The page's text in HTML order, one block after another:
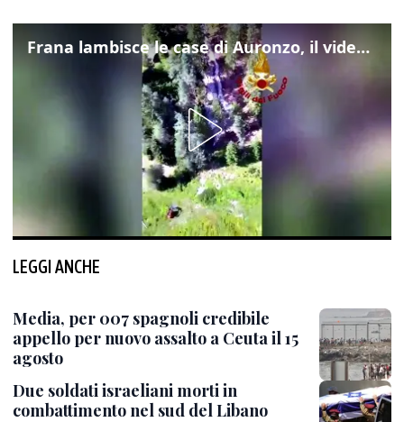
Frana lambisce le case di Auronzo, il video dall'elicottero dei vigili del fuoco
LEGGI ANCHE
Media, per 007 spagnoli credibile
appello per nuovo assalto a Ceuta il 15
agosto
Due soldati israeliani morti in
combattimento nel sud del Libano